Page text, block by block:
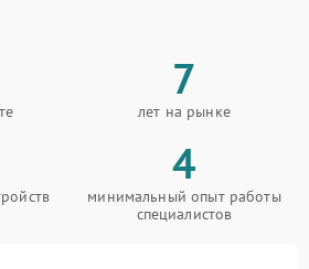
7
лет на рынке
4
минимальный опыт работы
специалистов